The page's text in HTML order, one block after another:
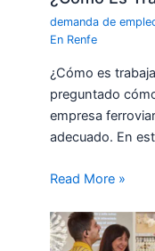
demanda de
En Renfe
¿Cómo es
preguntado
empresa
adecuado. En
Read More »